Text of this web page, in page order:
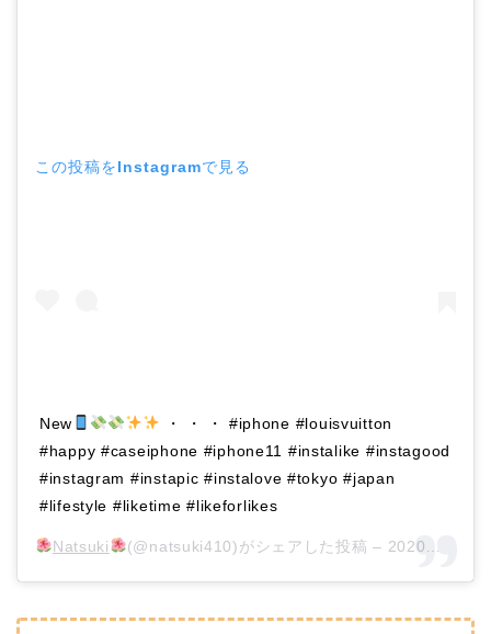
この投稿をInstagramで見る
New
・ ・ ・ #iphone #louisvuitton
#happy #caseiphone #iphone11 #instalike #instagood
#instagram #instapic #instalove #tokyo #japan
#lifestyle #liketime #likeforlikes
Natsuki (@natsuki410)がシェアした投稿 – 2020年 9月月17日午前4時16分PDT